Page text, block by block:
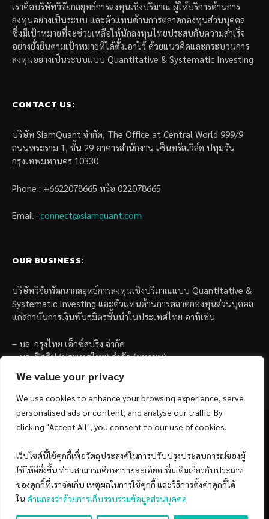
We value your privacy
We use cookies to enhance your browsing experience, serve
personalised ads or content, and analyse our traffic. By
clicking "Accept All", you consent to our use of cookies.
เว็บไซต์นี้ใช้คุกกี้เพื่อวัตถุประสงค์ในการปรับปรุงประสบการณ์ของผู้
ใช้ให้ดียิ่งขึ้น ท่านสามารถศึกษารายละเอียดเพิ่มเติมเกี่ยวกับประเภท
ของคุกกี้ที่เราจัดเก็บ เหตุผลในการใช้คุกกี้ และวิธีการตั้งค่าคุกกี้ได้
ใน คำแถลงว่าด้วยการเก็บรวบรวมข้อมูลส่วนบุคคล
เราคือบริษัทวิจัยกลยุทธ์การลงทุนเชิงปริมาณ ผู้ให้บริการด้านการ
ลงทุนอย่างเป็นระบบ และตัวแทนด้านการตลาดกองทุนส่วนบุคคล
ซึ่งมีเป้าหมายที่จะช่วยเหลือให้นักลงทุนไทยประสบกับความสำเร็จ
อย่างยั่งยืนตามเป้าหมายที่ได้ตั้งเอาไว้ ด้วยแนวคิดและกระบวนการ
ลงทุนอย่างเป็นระบบแบบ Quantitative & Systematic Investing
CONTACT US:
บริษัท SiamQuant จำกัด, The Office at Central World 999/9
ถนนพระราม 1, ชั้น 29 อาคารสำนักงาน เซ็นทรัลเวิล์ด ปทุมวัน
กรุงเทพมหานคร 10330
Phone : +6622078665 หรือ 022078665
Email : connect@siamquant.com
OUR BUSINESS:
บริษัทวิจัยพัฒนากลยุทธ์การลงทุนเชิงปริมาณแบบ Quantitative &
Systematic Investing และตัวแทนด้านการตลาดกองทุนส่วนบุคคล
แก่สถาบันการเงินพันธมิตรชั้นนำในประเทศไทย อาทิเช่น
– บล. กรุงไทย เอ็กซ์สปริง จำกัด
– บล. ฟิลลิป (ประเทศไทย) จำกัด (มหาชน)
FacebookYouTube
© 2026 Copyright by SiamQuant.